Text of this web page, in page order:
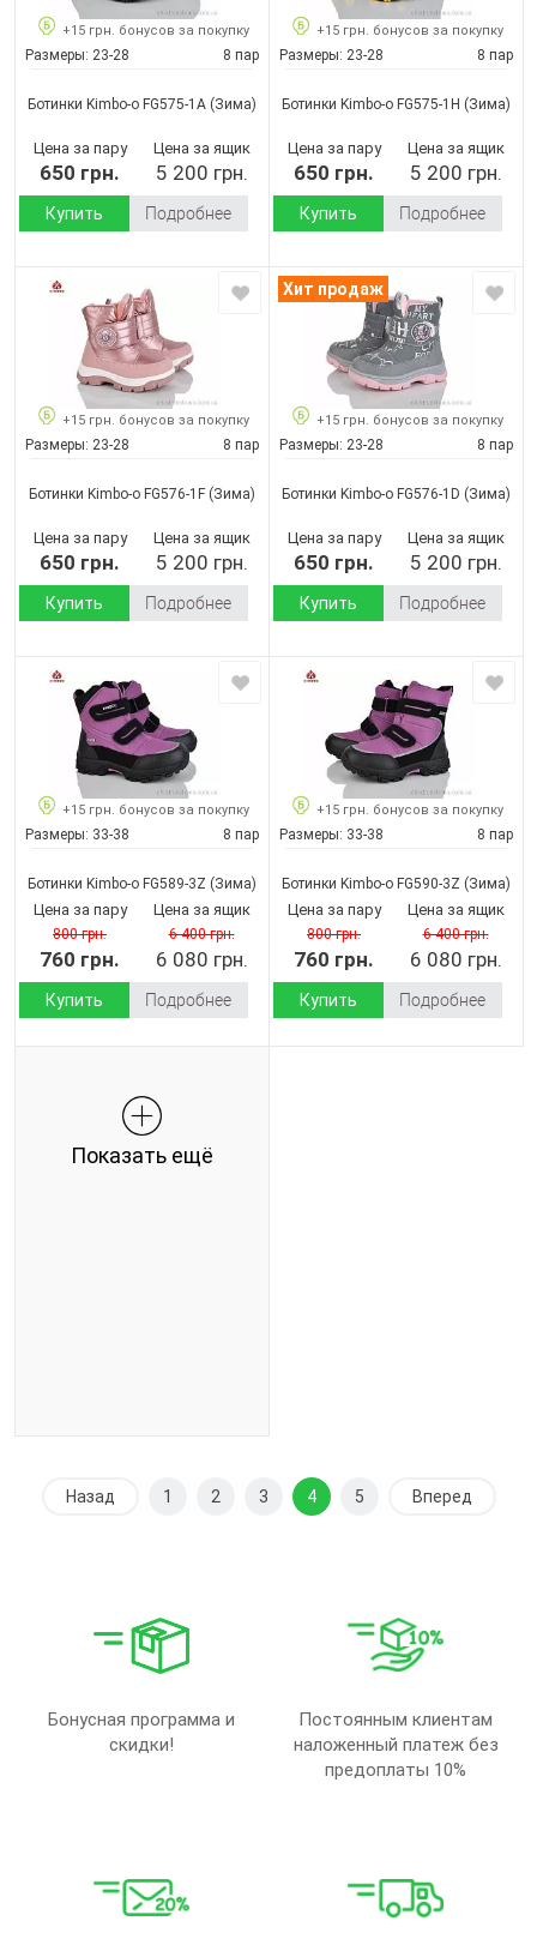
+15 грн. бонусов за покупку
Размеры: 23-28 8 пар
Ботинки Kimbo-o FG575-1A (Зима)
Цена за пару
650 грн.
Цена за ящик
5 200 грн.
Купить Подробнее
+15 грн. бонусов за покупку
Размеры: 23-28 8 пар
Ботинки Kimbo-o FG575-1H (Зима)
Цена за пару
650 грн.
Цена за ящик
5 200 грн.
Купить Подробнее
+15 грн. бонусов за покупку
Размеры: 23-28 8 пар
Ботинки Kimbo-o FG576-1F (Зима)
Цена за пару
650 грн.
Цена за ящик
5 200 грн.
Купить Подробнее
Хит продаж
+15 грн. бонусов за покупку
Размеры: 23-28 8 пар
Ботинки Kimbo-o FG576-1D (Зима)
Цена за пару
650 грн.
Цена за ящик
5 200 грн.
Купить Подробнее
+15 грн. бонусов за покупку
Размеры: 33-38 8 пар
Ботинки Kimbo-o FG589-3Z (Зима)
Цена за пару
800 грн.
760 грн.
Цена за ящик
6 400 грн.
6 080 грн.
Купить Подробнее
+15 грн. бонусов за покупку
Размеры: 33-38 8 пар
Ботинки Kimbo-o FG590-3Z (Зима)
Цена за пару
800 грн.
760 грн.
Цена за ящик
6 400 грн.
6 080 грн.
Купить Подробнее
Показать ещё
Назад 1 2 3 4 5 Вперед
Бонусная программа и
скидки!
Постоянным клиентам
наложенный платеж без
предоплаты 10%